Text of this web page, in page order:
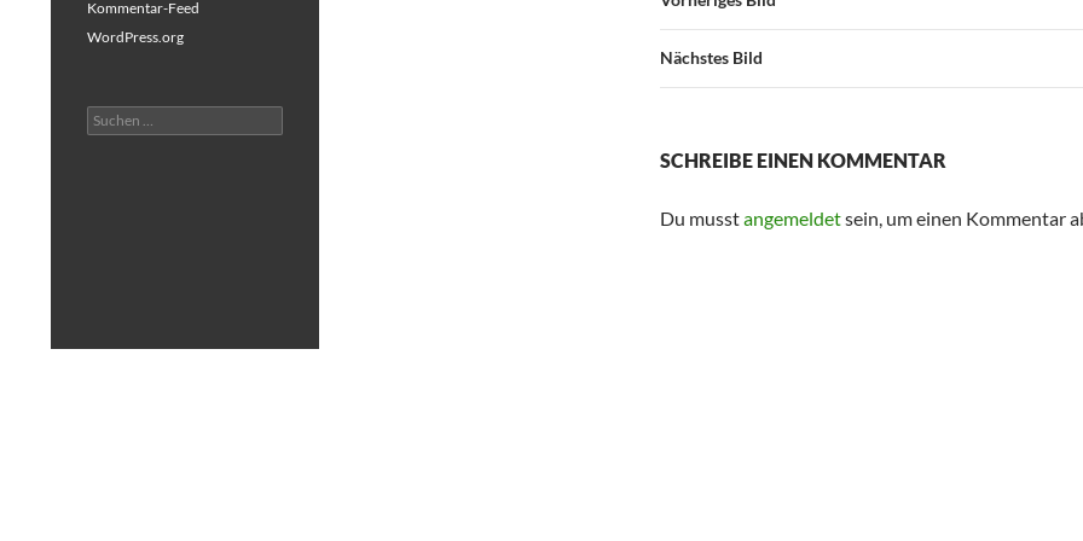
Nächstes Bild
SCHREIBE EINEN KOMMENTAR
Du musstangemeldetsein, um einen Kommentar
Kommentar-Feed
WordPress.org
Suchen
nach: